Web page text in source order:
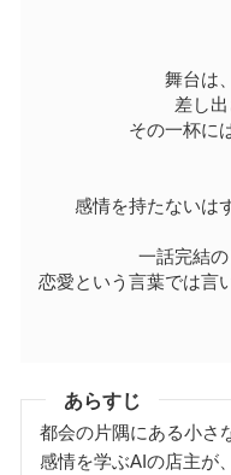
舞台は
差し
その一杯に
感情を持たないは
一話完結
恋愛という言葉では言
あらすじ
都会の片隅にある小さ
感情を学ぶAIの店主が